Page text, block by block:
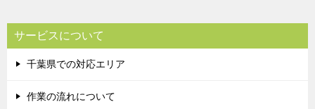
サービスについて
千葉県での対応エリア
作業の流れについて